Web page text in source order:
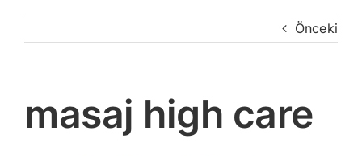
Önceki
masaj high care